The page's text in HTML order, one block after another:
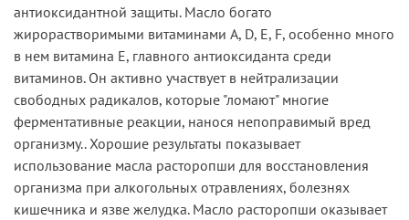
антиоксидантной защиты. Масло богато
жирорастворимыми витаминами A, D, E, F, особенно много
в нем витамина Е, главного антиоксиданта среди
витаминов. Он активно участвует в нейтрализации
свободных радикалов, которые "ломают" многие
ферментативные реакции, нанося непоправимый вред
организму.. Хорошие результаты показывает
использование масла расторопши для восстановления
организма при алкогольных отравлениях, болезнях
кишечника и язве желудка. Масло расторопши оказывает